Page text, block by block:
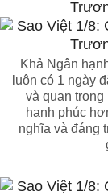
Khả Ngân
luôn có 1 ngày
và quan trọng
hạnh phúc
nghĩa và đáng